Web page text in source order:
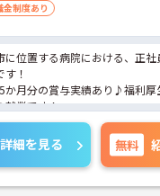
金制度あり
に位置する病院における、正社
！
月分の賞与実績あり♪福利厚
就業です！
には、面接対策ポイントなど、
たしますのでお気軽にご相談
詳細を見る 無料